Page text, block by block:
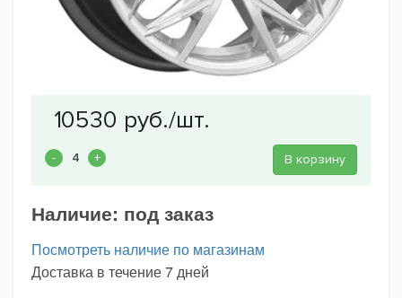
В корзину
Наличие: под заказ
Посмотреть наличие по магазинам
Доставка в течение 7 дней